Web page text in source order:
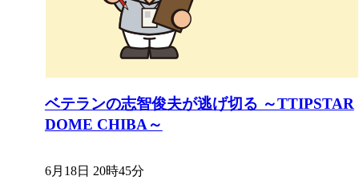
ベテランの志智俊夫が逃げ切る ～TTIPSTAR
DOME CHIBA～
6月18日 20時45分